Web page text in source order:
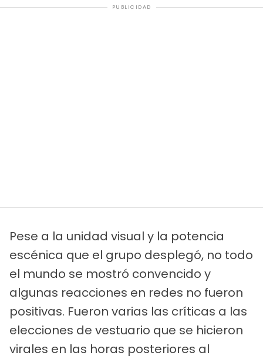
PUBLICIDAD
Pese a la unidad visual y la potencia
escénica que el grupo desplegó, no todo
el mundo se mostró convencido y
algunas reacciones en redes no fueron
positivas. Fueron varias las críticas a las
elecciones de vestuario que se hicieron
virales en las horas posteriores al